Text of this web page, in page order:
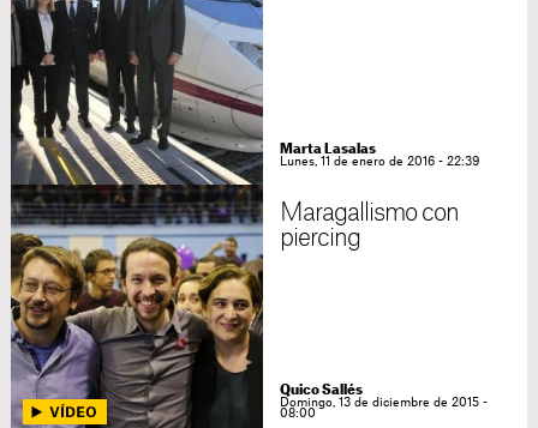
Marta Lasalas
Lunes, 11 de enero de 2016 - 22:39
Maragallismo con
piercing
Quico Sallés
Domingo, 13 de diciembre de 2015 -
08:00